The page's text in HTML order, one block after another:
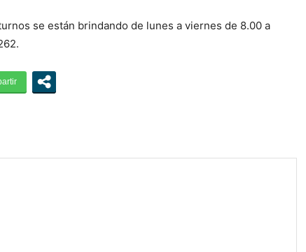
se están brindando de lunes a viernes de 8.00 a